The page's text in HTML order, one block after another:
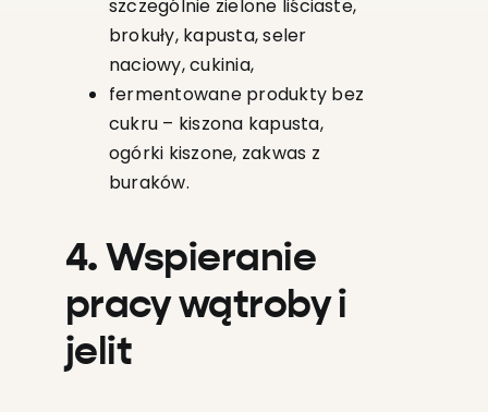
szczególnie zielone liściaste,
brokuły, kapusta, seler
naciowy, cukinia,
fermentowane produkty bez
cukru – kiszona kapusta,
ogórki kiszone, zakwas z
buraków.
4. Wspieranie
pracy wątroby i
jelit